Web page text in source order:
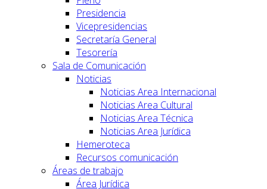
Presidencia
Vicepresidencias
Secretaría General
Tesorería
Sala de Comunicación
Noticias
Noticias Area Internacional
Noticias Area Cultural
Noticias Area Técnica
Noticias Area Jurídica
Hemeroteca
Recursos comunicación
Áreas de trabajo
Área Jurídica